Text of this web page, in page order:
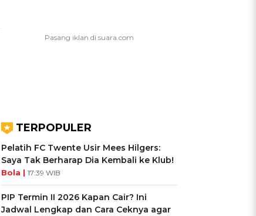
TERPOPULER
Pelatih FC Twente Usir Mees Hilgers:
Saya Tak Berharap Dia Kembali ke Klub!
Bola | 17:39 WIB
PIP Termin II 2026 Kapan Cair? Ini
Jadwal Lengkap dan Cara Ceknya agar